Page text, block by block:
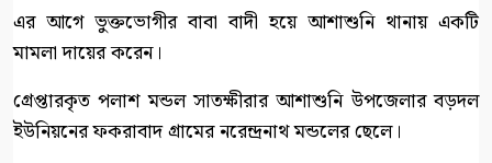
এর আগে ভুক্তভোগীর বাবা বাদী হয়ে আশাশুনি থানায় একটি
মামলা দায়ের করেন।
গ্রেপ্তারকৃত পলাশ মন্ডল সাতক্ষীরার আশাশুনি উপজেলার বড়দল
ইউনিয়নের ফকরাবাদ গ্রামের নরেন্দ্রনাথ মন্ডলের ছেলে।